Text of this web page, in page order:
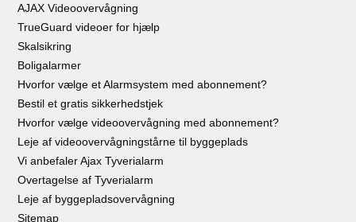
AJAX Videoovervågning
TrueGuard videoer for hjælp
Skalsikring
Boligalarmer
Hvorfor vælge et Alarmsystem med abonnement?
Bestil et gratis sikkerhedstjek
Hvorfor vælge videoovervågning med abonnement?
Leje af videoovervågningstårne til byggeplads
Vi anbefaler Ajax Tyverialarm
Overtagelse af Tyverialarm
Leje af byggepladsovervågning
Sitemap